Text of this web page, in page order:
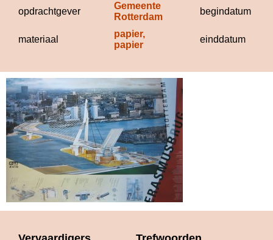
opdrachtgever
Gemeente
Rotterdam
begindatum
materiaal
papier,
papier
einddatum